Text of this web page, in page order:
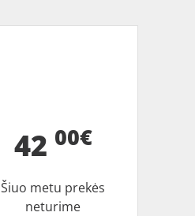
42 00€
Šiuo metu prekės
neturime